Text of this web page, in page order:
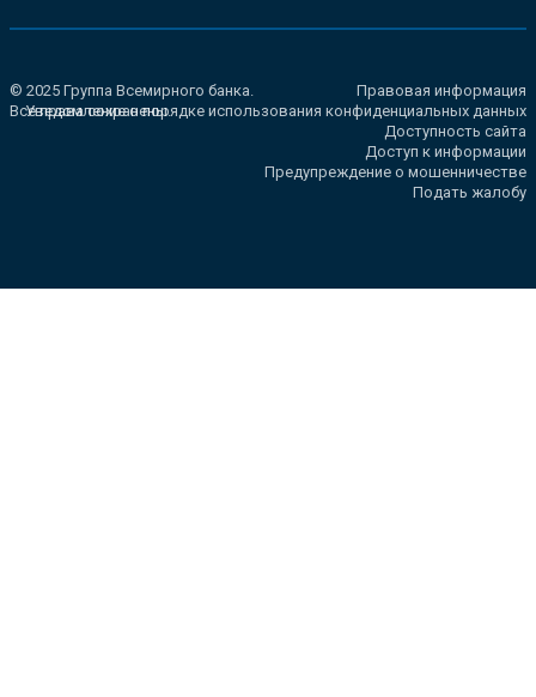
© 2025 Группа Всемирного банка.
Все права сохранены.
Правовая информация
Уведомление о порядке использования конфиденциальных данных
Доступность сайта
Доступ к информации
Предупреждение о мошенничестве
Подать жалобу